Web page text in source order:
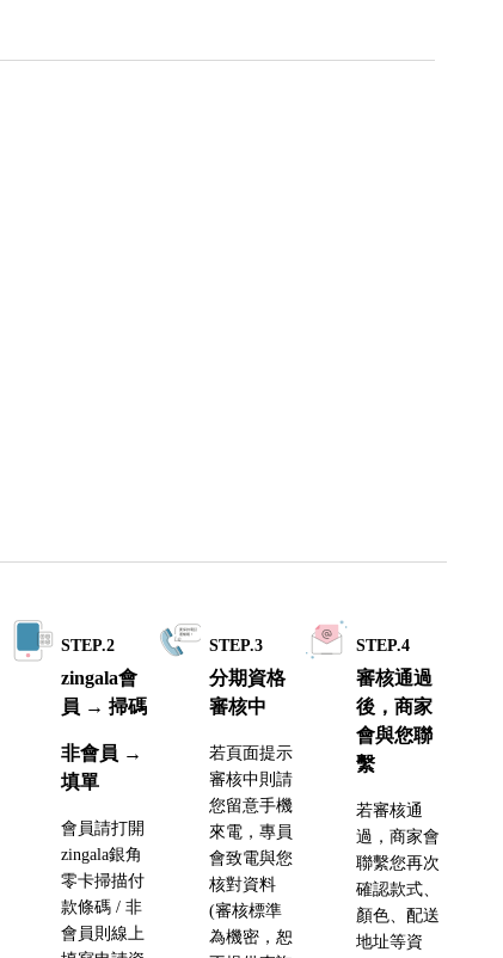
STEP.2
zingala會
員 → 掃碼
非會員 →
填單
會員請打開
zingala銀角
零卡掃描付
款條碼 / 非
會員則線上
STEP.3
分期資格
審核中
若頁面提示
審核中則請
您留意手機
來電，專員
會致電與您
核對資料
(審核標準
為機密，恕
STEP.4
審核通過
後，商家
會與您聯
繫
若審核通
過，商家會
聯繫您再次
確認款式、
顏色、配送
地址等資